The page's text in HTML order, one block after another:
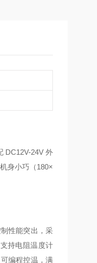
DC12V-24V 外
身小巧（180×
性能突出，采
持电阻温度计
编程控温，满